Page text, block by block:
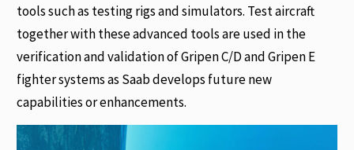
tools such as testing rigs and simulators. Test aircraft
together with these advanced tools are used in the
verification and validation of Gripen C/D and Gripen E
fighter systems as Saab develops future new
capabilities or enhancements.